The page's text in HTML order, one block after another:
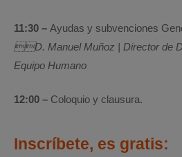
11:30 – Ayudas y subvenciones
D. Manuel Muñoz | Director de
Equipo Humano
12:00 – Coloquio y clausura.
Inscríbete, es gratis: